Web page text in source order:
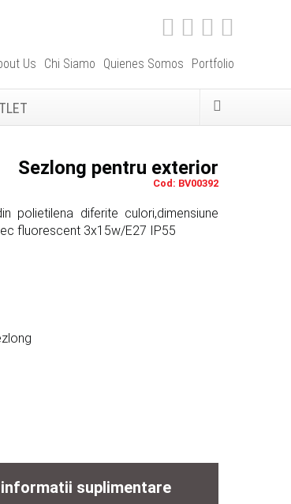
Us Chi Siamo Quienes Somos Portfolio
Sezlong pentru exterior
Cod: BV00392
polietilena diferite culori,dimensiune
fluorescent 3x15w/E27 IP55
suplimentare